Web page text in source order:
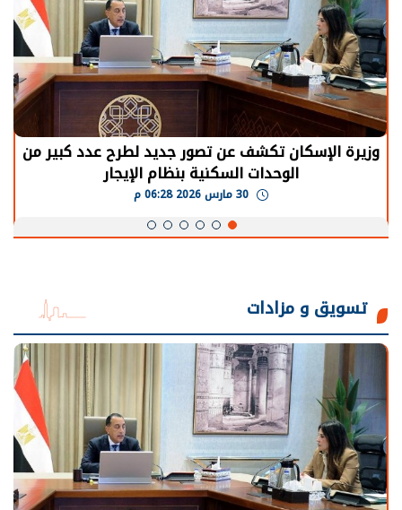
وزيرة الإسكان تكشف عن تصور جديد لطرح عدد كبير من
الوحدات السكنية بنظام الإيجار
تسويق و مزادات